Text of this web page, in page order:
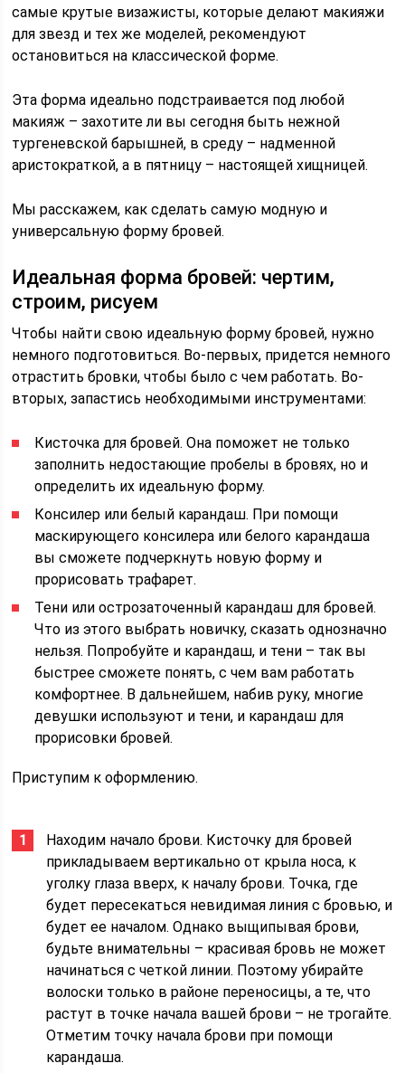
самые крутые визажисты, которые делают макияжи
для звезд и тех же моделей, рекомендуют
остановиться на классической форме.
Эта форма идеально подстраивается под любой
макияж – захотите ли вы сегодня быть нежной
тургеневской барышней, в среду – надменной
аристократкой, а в пятницу – настоящей хищницей.
Мы расскажем, как сделать самую модную и
универсальную форму бровей.
Идеальная форма бровей: чертим,
строим, рисуем
Чтобы найти свою идеальную форму бровей, нужно
немного подготовиться. Во-первых, придется немного
отрастить бровки, чтобы было с чем работать. Во-
вторых, запастись необходимыми инструментами:
Кисточка для бровей. Она поможет не только
заполнить недостающие пробелы в бровях, но и
определить их идеальную форму.
Консилер или белый карандаш. При помощи
маскирующего консилера или белого карандаша
вы сможете подчеркнуть новую форму и
прорисовать трафарет.
Тени или острозаточенный карандаш для бровей.
Что из этого выбрать новичку, сказать однозначно
нельзя. Попробуйте и карандаш, и тени – так вы
быстрее сможете понять, с чем вам работать
комфортнее. В дальнейшем, набив руку, многие
девушки используют и тени, и карандаш для
прорисовки бровей.
Приступим к оформлению.
Находим начало брови. Кисточку для бровей
прикладываем вертикально от крыла носа, к
уголку глаза вверх, к началу брови. Точка, где
будет пересекаться невидимая линия с бровью, и
будет ее началом. Однако выщипывая брови,
будьте внимательны – красивая бровь не может
начинаться с четкой линии. Поэтому убирайте
волоски только в районе переносицы, а те, что
растут в точке начала вашей брови – не трогайте.
Отметим точку начала брови при помощи
карандаша.